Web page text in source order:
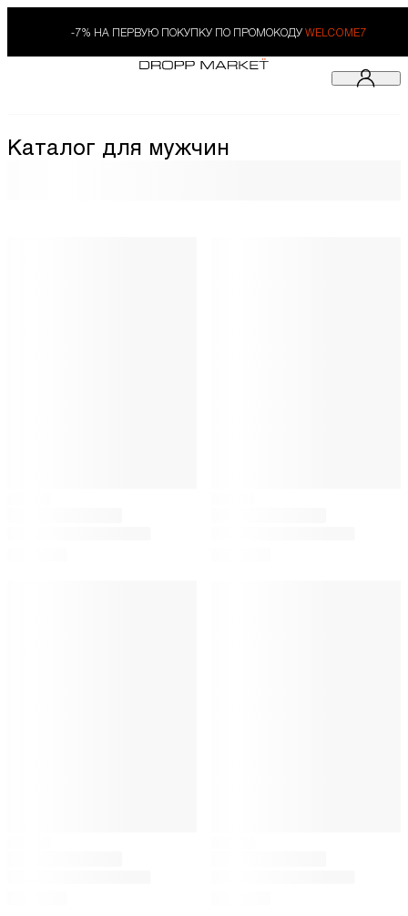
-7% НА ПЕРВУЮ ПОКУПКУ ПО ПРОМОКОДУ WELCOME7
Каталог для мужчин